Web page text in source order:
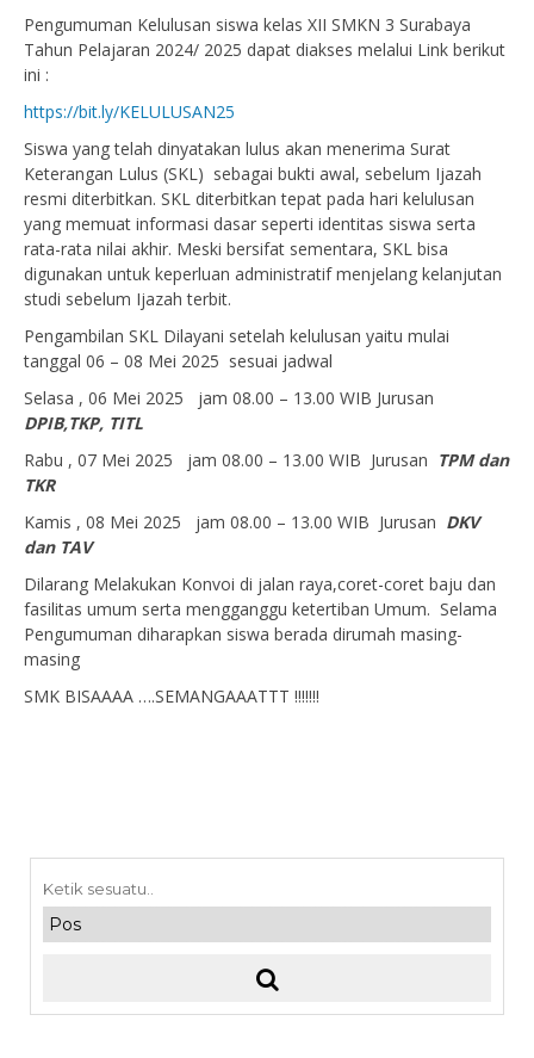
Pengumuman Kelulusan siswa kelas XII SMKN 3 Surabaya
Tahun Pelajaran 2024/ 2025 dapat diakses melalui Link berikut
ini :
https://bit.ly/KELULUSAN25
Siswa yang telah dinyatakan lulus akan menerima Surat
Keterangan Lulus (SKL) sebagai bukti awal, sebelum Ijazah
resmi diterbitkan. SKL diterbitkan tepat pada hari kelulusan
yang memuat informasi dasar seperti identitas siswa serta
rata-rata nilai akhir. Meski bersifat sementara, SKL bisa
digunakan untuk keperluan administratif menjelang kelanjutan
studi sebelum Ijazah terbit.
Pengambilan SKL Dilayani setelah kelulusan yaitu mulai
tanggal 06 – 08 Mei 2025 sesuai jadwal
Selasa , 06 Mei 2025 jam 08.00 – 13.00 WIB Jurusan
DPIB,TKP, TITL
Rabu , 07 Mei 2025 jam 08.00 – 13.00 WIB Jurusan TPM dan
TKR
Kamis , 08 Mei 2025 jam 08.00 – 13.00 WIB Jurusan DKV
dan TAV
Dilarang Melakukan Konvoi di jalan raya,coret-coret baju dan
fasilitas umum serta mengganggu ketertiban Umum. Selama
Pengumuman diharapkan siswa berada dirumah masing-
masing
SMK BISAAAA ….SEMANGAAATTT !!!!!!!